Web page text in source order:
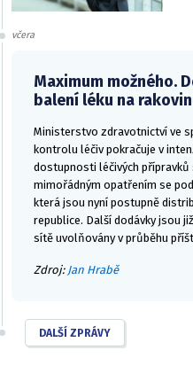
včera
Maximum možného.
balení léku na
Ministerstvo zdravotnictví ve
kontrolu léčiv pokračuje v
dostupnosti léčivých
mimořádným opatřením se
která jsou nyní postupně
republice. Další dodávky jsou
sítě uvolňovány v průběhu
Zdroj: Jan Hrabě
DALŠÍ ZPRÁVY